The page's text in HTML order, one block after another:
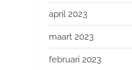
april 2023
maart 2023
februari 2023